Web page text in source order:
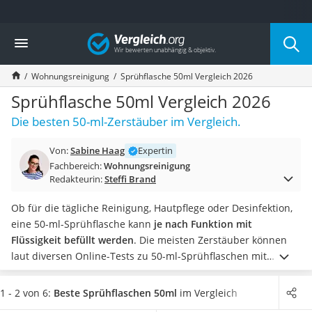
Die beliebtesten Vergleiche nach Kategorie
Haushalt
Wassersprudler
Zentralstaubsauger
Brotbackautomat
Wischroboter
Wäschespinne
Spülmaschinentabs
Akku-Staubsauger
AEG-Waschmaschine
Saug-Wisch-Roboter
Handstaubsauger
Milchaufschäumer
Kondenstrockner
Reiskocher
Heißwasserspender
Vergleich
Wohnungsreinigung Sprühflasche 50ml Vergleich 2026
Sprühflasche 50ml Vergleich 2026
Die besten 50-ml-Zerstäuber im Vergleich.
Von:Sabine Haag
Expertin
Fachbereich:Wohnungsreinigung
Redakteurin:Steffi Brand
Ob für die tägliche Reinigung, Hautpflege oder Desinfektion,
eine 50-ml-Sprühflasche kann je nach Funktion mit
Flüssigkeit befüllt werden. Die meisten Zerstäuber können
laut diversen Online-Tests zu 50-ml-Sprühflaschen mit
einfachemSpülmittelgereinigt werden und sind daher auch
wiederverwendbar.Eine 50-ml-Sprühflasche, die mehrere
1 - 2 von 6: Beste Sprühflaschen 50ml im Vergleich